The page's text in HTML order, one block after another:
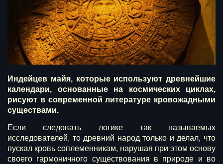
Индейцев майя, которые используют древнейшие
календари, основанные на космических циклах,
рисуют в современной литературе кровожадными
существами.
Если следовать логике так называемых
исследователей, то древний народ только и делал, что
пускал кровь соплеменникам, нарушая при этом основу
своего гармоничного существования в природе и во